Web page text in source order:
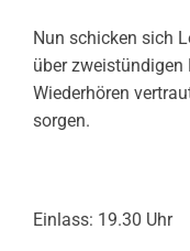
Nun schicken sich
über zweistündigen
Wiederhören
sorgen.
Einlass: 19.30 Uhr